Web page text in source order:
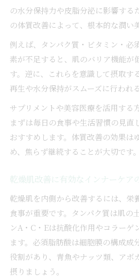
の水分保持力や皮脂分泌に影響する
の体質改善によって、根本的な潤い
例えば、タンパク質・ビタミン・必
素が不足すると、肌のバリア機能が
す。逆に、これらを意識して摂取す
再生や水分保持がスムーズに行われ
サプリメントや美容医療を活用する
まずは毎日の食事や生活習慣の見直
おすすめします。体質改善の効果は
め、焦らず継続することが大切です。
乾燥肌改善に有効なインナーケア
乾燥肌を内側から改善するには、栄
食事が重要です。タンパク質は肌の
ンA・C・Eは抗酸化作用やコラーゲ
ます。必須脂肪酸は細胞膜の構成成
役割があり、青魚やナッツ類、アボ
摂りましょう。